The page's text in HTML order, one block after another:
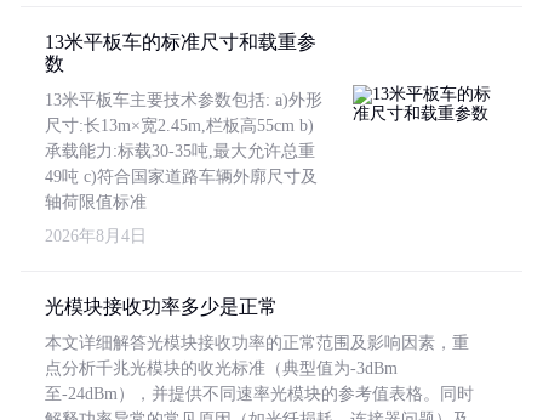
13米平板车的标准尺寸和载重参
数
13米平板车主要技术参数包括: a)外形
尺寸:长13m×宽2.45m,栏板高55cm b)
承载能力:标载30-35吨,最大允许总重
49吨 c)符合国家道路车辆外廓尺寸及
轴荷限值标准
2026年8月4日
光模块接收功率多少是正常
本文详细解答光模块接收功率的正常范围及影响因素，重
点分析千兆光模块的收光标准（典型值为-3dBm
至-24dBm），并提供不同速率光模块的参考值表格。同时